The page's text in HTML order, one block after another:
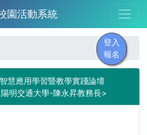
園活動系統
登入
報名
慧應用學習暨教學實踐論壇
明交通大學-陳永昇教務長>